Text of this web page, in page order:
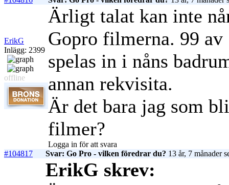
ErikG
Inlägg: 2399
offline
Ärligt talat kan inte
Gopro filmerna. 99
spelas in i nåns
annan rekvisita.
Är det bara jag som
filmer?
Logga in för att svara
#104817
Svar: Go Pro - vilken föredrar du? 13 år, 7 månader
ErikG skrev: